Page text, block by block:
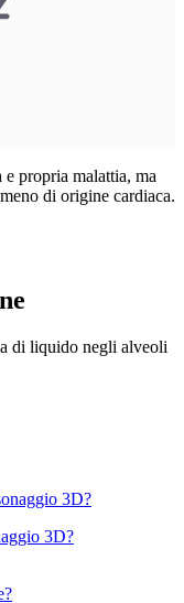
propria malattia, ma
di origine cardiaca.
di liquido negli alveoli
3D?